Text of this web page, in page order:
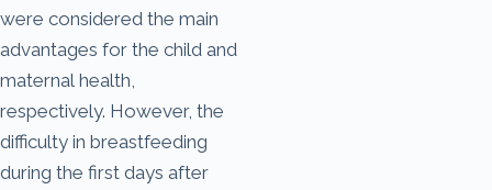
were considered the main
advantages for the child and
maternal health,
respectively. However, the
difficulty in breastfeeding
during the first days after